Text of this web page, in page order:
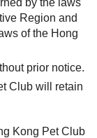
Region and
of the Hong
prior notice.
Club will retain
Kong Pet Club